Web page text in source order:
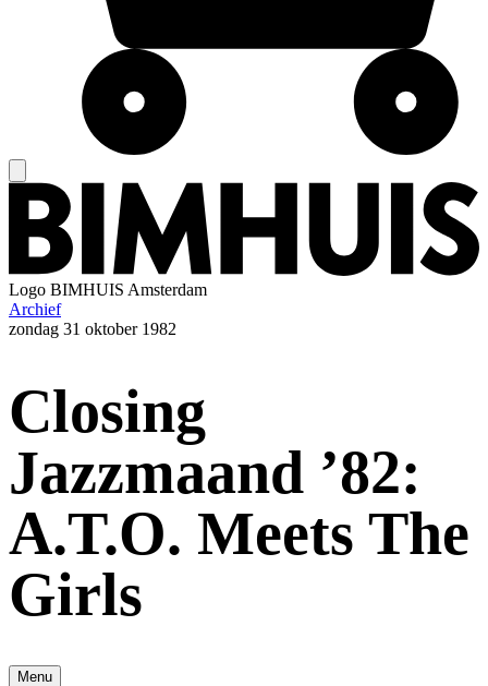
Logo BIMHUIS Amsterdam
Archief
zondag 31 oktober 1982
Closing
Jazzmaand ’82:
A.T.O. Meets The
Girls
Menu